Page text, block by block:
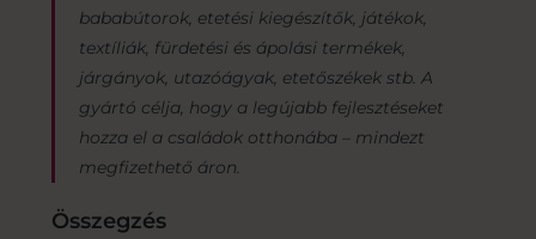
bababútorok, etetési kiegészítők, játékok,
textíliák, fürdetési és ápolási termékek,
járgányok, utazóágyak, etetőszékek stb. A
gyártó célja, hogy a legújabb fejlesztéseket
hozza el a családok otthonába – mindezt
megfizethető áron.
Összegzés